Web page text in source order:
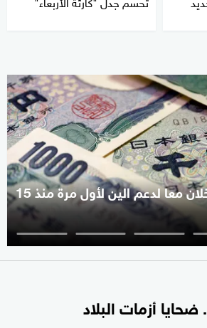
اليابان وأميركا تتدخلان معا لدعم الين لأول مرة منذ 15
أزمات البلاد